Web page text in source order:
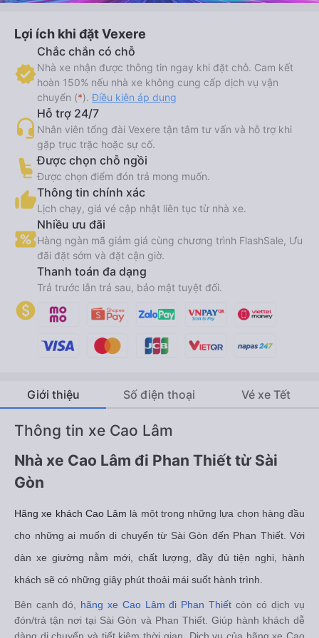
Lợi ích khi đặt Vexere
Chắc chắn có chỗ
Nhà xe nhận được thông tin ngay khi đặt chỗ. Cam kết
hoàn 150% nếu nhà xe không cung cấp dịch vụ vận
chuyển (*).Điều kiện áp dụng
Hỗ trợ 24/7
Nhân viên tổng đài Vexere tận tâm tư vấn và hỗ trợ khi
gặp trục trặc hoặc sự cố.
Được chọn chỗ ngồi
Được chọn điểm đón trả mong muốn.
Thông tin chính xác
Lịch chạy, giá vé cập nhật liên tục từ nhà xe.
Nhiều ưu đãi
Hàng ngàn mã giảm giá cùng chương trình FlashSale, Ưu
đãi đặt sớm và đặt cận giờ.
Thanh toán đa dạng
Trả trước lẫn trả sau, bảo mật tuyệt đối.
Giới thiệu Số điện thoại Vé xe Tết
Thông tin xe Cao Lâm
Nhà xe Cao Lâm đi Phan Thiết từ Sài
Gòn
Hãng xe khách Cao Lâm là một trong những lựa chọn hàng đầu
cho những ai muốn di chuyển từ Sài Gòn đến Phan Thiết. Với
dàn xe giường nằm mới, chất lượng, đầy đủ tiện nghi, hành
khách sẽ có những giây phút thoải mái suốt hành trình.
Bên cạnh đó, hãng xe Cao Lâm đi Phan Thiết còn có dịch vụ
đón/trả tận nơi tại Sài Gòn và Phan Thiết. Giúp hành khách dễ